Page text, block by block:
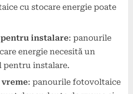
cu stocare energie poate
instalare: panourile
energie necesită un
pentru instalare.
: panourile fotovoltaice